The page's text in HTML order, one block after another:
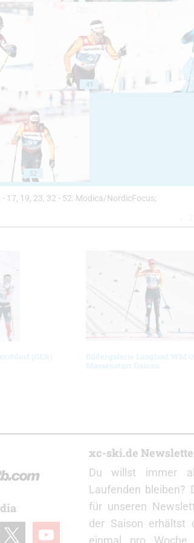
49
52
17, 19, 23, 32 - 52: Modica/NordicFocus;
(GER)
Bildergalerie Langlauf WM
Massenstart Damen
youtube
xc-ski.de
Du willst immer
Laufenden bleiben?
für unseren
der Saison erhältst
einmal pro Woche